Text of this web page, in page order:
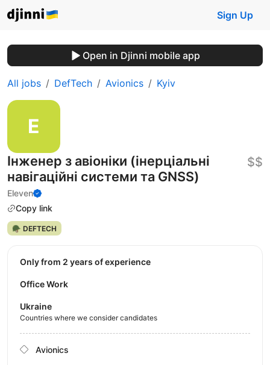
Sign Up
Open in Djinni mobile app
All jobs DefTech Avionics Kyiv
Інженер з авіоніки (інерціальні
навігаційні системи та GNSS)
Eleven
Copy link
$$
🪖 DEFTECH
Only from 2 years of experience
Office Work
Ukraine
Countries where we consider candidates
Avionics